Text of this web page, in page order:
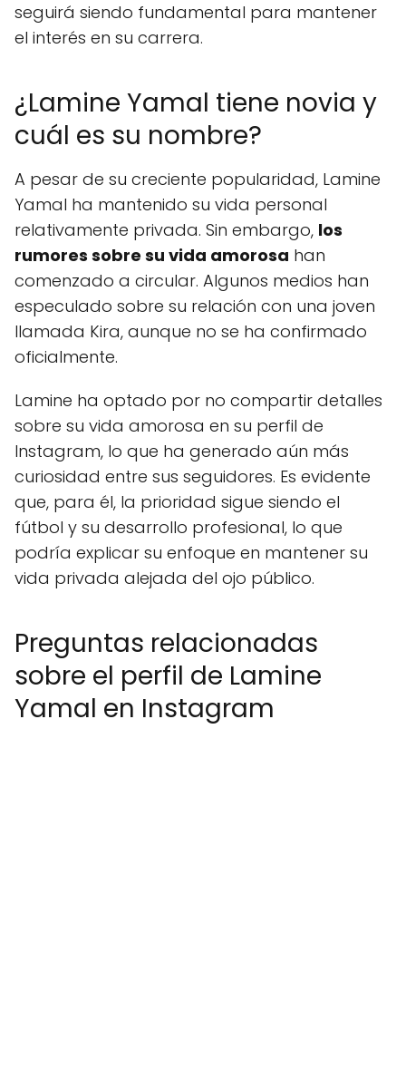
seguirá siendo fundamental para mantener
el interés en su carrera.
¿Lamine Yamal tiene novia y
cuál es su nombre?
A pesar de su creciente popularidad, Lamine
Yamal ha mantenido su vida personal
relativamente privada. Sin embargo, los
rumores sobre su vida amorosa han
comenzado a circular. Algunos medios han
especulado sobre su relación con una joven
llamada Kira, aunque no se ha confirmado
oficialmente.
Lamine ha optado por no compartir detalles
sobre su vida amorosa en su perfil de
Instagram, lo que ha generado aún más
curiosidad entre sus seguidores. Es evidente
que, para él, la prioridad sigue siendo el
fútbol y su desarrollo profesional, lo que
podría explicar su enfoque en mantener su
vida privada alejada del ojo público.
Preguntas relacionadas
sobre el perfil de Lamine
Yamal en Instagram